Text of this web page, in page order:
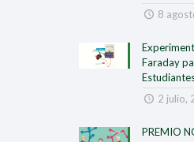
8
Faraday
2 julio,
PREMIO